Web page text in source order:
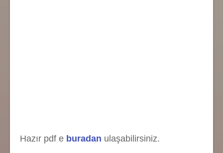
Hazır pdf e buradan ulaşabilirsiniz.